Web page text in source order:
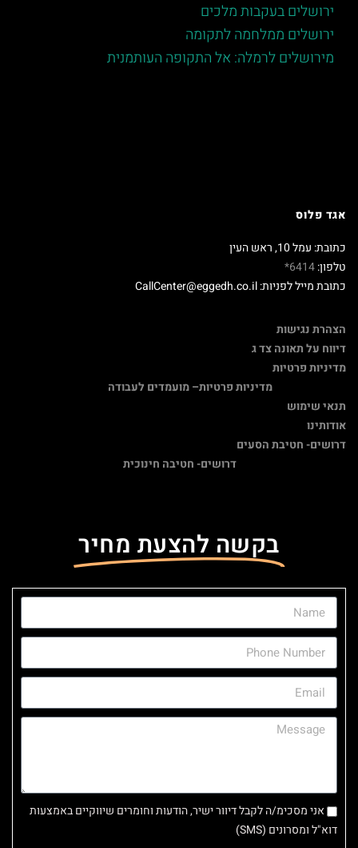
ירושלים בעקבות מלכים
ירושלים ממלחמה לתקומה
מירושלים לרמלה: אל התקופה העותמנית
אגד פלוס
כתובת: עמל 10, ראש העין
טלפון:6414*
כתובת מייל לפניות: CallCenter@eggedh.co.il
הצהרת נגישות
דיווח על תאונה צד ג
מדיניות פרטיות
מדיניות פרטיות– מועמדים לעבודה
תנאי שימוש
אודותינו
דרושים- חטיבת הסעים
דרושים- חטיבה חינוכית
בקשה להצעת מחיר
אני מסכימ/ה לקבל דיוור ישיר, הודעות וחומרים שיווקיים באמצעות
דוא"ל ומסרונים (SMS)